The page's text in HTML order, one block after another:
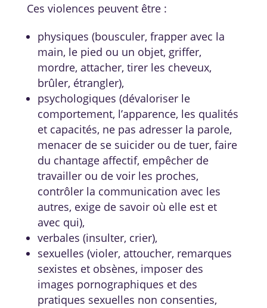
Ces violences peuvent être :
physiques (bousculer, frapper avec la
main, le pied ou un objet, griffer,
mordre, attacher, tirer les cheveux,
brûler, étrangler),
psychologiques (dévaloriser le
comportement, l’apparence, les qualités
et capacités, ne pas adresser la parole,
menacer de se suicider ou de tuer, faire
du chantage affectif, empêcher de
travailler ou de voir les proches,
contrôler la communication avec les
autres, exige de savoir où elle est et
avec qui),
verbales (insulter, crier),
sexuelles (violer, attoucher, remarques
sexistes et obsènes, imposer des
images pornographiques et des
pratiques sexuelles non consenties,